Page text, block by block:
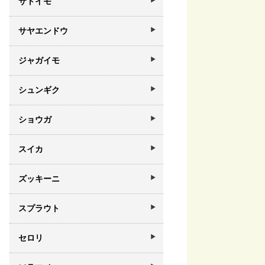
サヤエンドウ
ジャガイモ
シュンギク
ショウガ
スイカ
ズッキーニ
スプラウト
セロリ